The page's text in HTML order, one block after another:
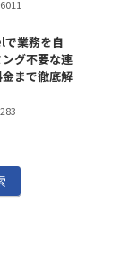
業務を自
グ不要な連
まで徹底解